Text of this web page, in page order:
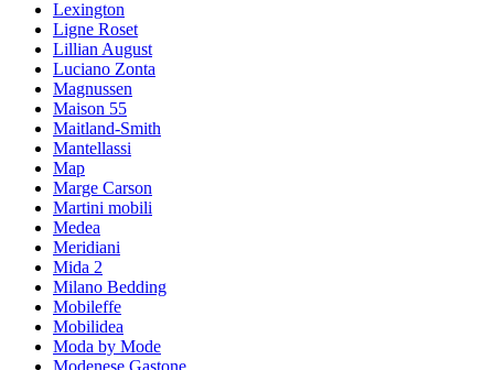
Lexington
Ligne Roset
Lillian August
Luciano Zonta
Magnussen
Maison 55
Maitland-Smith
Mantellassi
Map
Marge Carson
Martini mobili
Medea
Meridiani
Mida 2
Milano Bedding
Mobileffe
Mobilidea
Moda by Mode